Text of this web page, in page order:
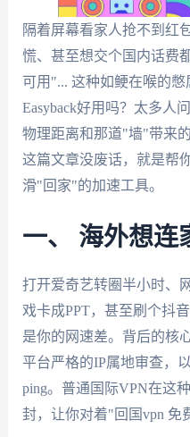
隔着屏幕看家人抢不到红
慌、甚至想交个国内话费
可用"... 这种如鲠在喉的
Easyback好用吗？太多人
物理距离和那道"墙"带来
这篇文章没废话，就是帮
滑"回家"的加速工具。
一、 海外想连
打开爱奇艺转圈半小时、
戏卡成PPT，甚至刷个抖
是你的网速差。背后的核
平台严格的IP属地审查，
ping。普通国际VPN在这
封，让你对着"回国vpn 免